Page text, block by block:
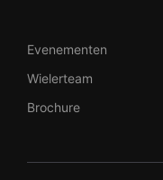
Evenementen
Wielerteam
Brochure